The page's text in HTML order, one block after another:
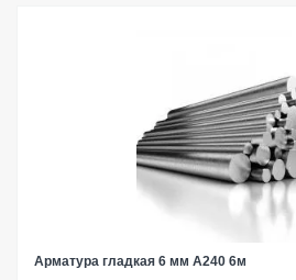
Арматура гладкая 6 мм А240 6м